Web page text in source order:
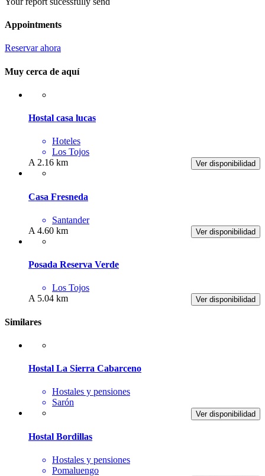
Appointments
Reservar ahora
Muy cerca de aquí
Hostal casa lucas
Hoteles
Los Tojos
Ver disponibilidad
A 2.16 km
Casa Fresneda
Santander
Ver disponibilidad
A 4.60 km
Posada Reserva Verde
Los Tojos
Ver disponibilidad
A 5.04 km
Similares
Hostal La Sierra Cabarceno
Hostales y pensiones
Sarón
Ver disponibilidad
Hostal Bordillas
Hostales y pensiones
Pomaluengo